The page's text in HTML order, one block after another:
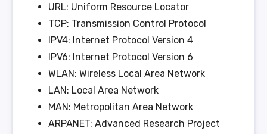
URL: Uniform Resource Locator
TCP: Transmission Control Protocol
IPV4: Internet Protocol Version 4
IPV6: Internet Protocol Version 6
WLAN: Wireless Local Area Network
LAN: Local Area Network
MAN: Metropolitan Area Network
ARPANET: Advanced Research Project